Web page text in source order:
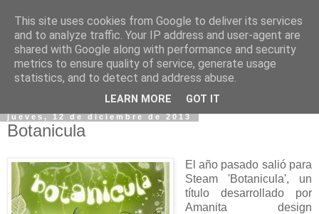
jueves, 12 de diciembre de 2013
Botanicula
El año pasado salió para
Steam 'Botanicula', un
título desarrollado por
Amanita design
This site uses cookies from Google to deliver its services
and to analyze traffic. Your IP address and user-agent are
shared with Google along with performance and security
metrics to ensure quality of service, generate usage
statistics, and to detect and address abuse.
LEARN MORE GOT IT